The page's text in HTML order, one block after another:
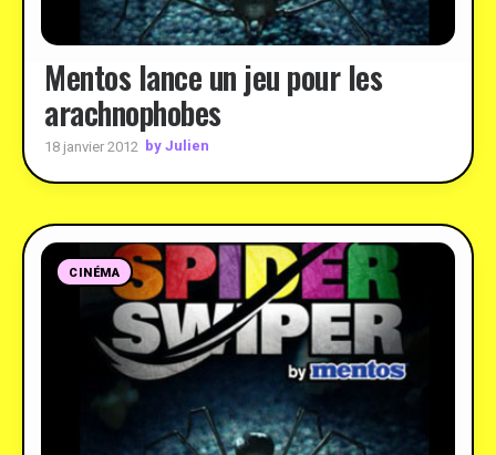
Mentos lance un jeu pour les
arachnophobes
18 janvier 2012 by Julien
CINÉMA